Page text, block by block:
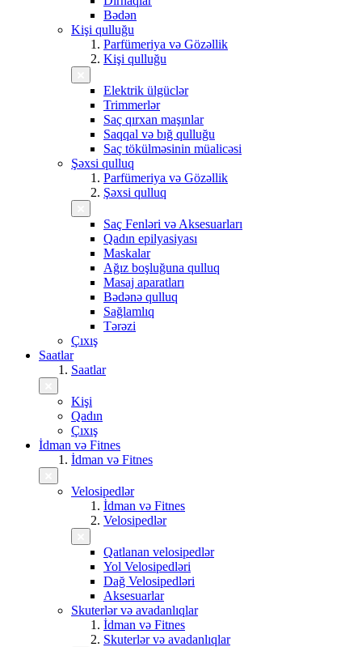
Bədən
Kişi qulluğu
Parfümeriya və Gözəllik
Kişi qulluğu
Elektrik ülgüclər
Trimmerlər
Saç qırxan maşınlar
Saqqal və bığ qulluğu
Saç tökülməsinin müalicəsi
Şəxsi qulluq
Parfümeriya və Gözəllik
Şəxsi qulluq
Saç Fenləri və Aksesuarları
Qadın epilyasiyası
Maskalar
Ağız boşluğuna qulluq
Masaj aparatları
Bədənə qulluq
Sağlamlıq
Tərəzi
Çıxış
Saatlar
Saatlar
Kişi
Qadın
Çıxış
İdman və Fitnes
İdman və Fitnes
Velosipedlər
İdman və Fitnes
Velosipedlər
Qatlanan velosipedlər
Yol Velosipedləri
Dağ Velosipedləri
Aksesuarlar
Skuterlər və avadanlıqlar
İdman və Fitnes
Skuterlər və avadanlıqlar